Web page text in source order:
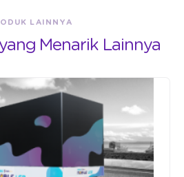
LAINNYA
Menarik Lainnya